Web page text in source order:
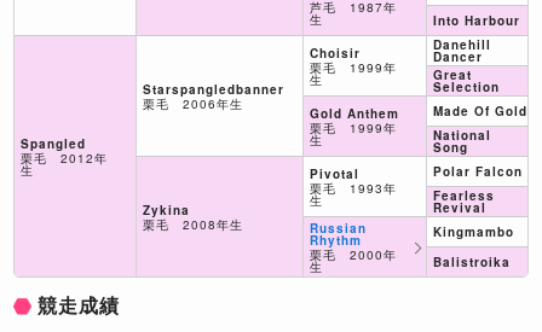
Spangled
栗毛 2012年
生
Starspangledbanner
栗毛 2006年生
Zykina
栗毛 2008年生
芦毛 1987年
生
Choisir
栗毛 1999年
生
Gold Anthem
栗毛 1999年
生
Pivotal
栗毛 1993年
生
Russian
Rhythm
栗毛 2000年
生
Into Harbour
Danehill
Dancer
Great
Selection
Made Of Gold
National
Song
Polar Falcon
Fearless
Revival
Kingmambo
Balistroika
競走成績